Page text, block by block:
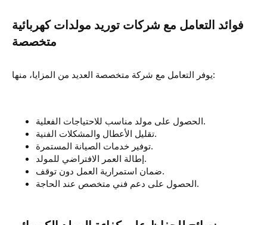
فوائد التعامل مع شركات توريد مولدات كهربائية
يوفر التعامل مع شركة متخصصة العديد من المزايا، منها:
الحصول على مولد مناسب للاحتياجات الفعلية.
تقليل الأعطال والمشكلات الفنية.
توفير خدمات الصيانة المستمرة.
إطالة العمر الافتراضي للمولد.
ضمان استمرارية العمل دون توقف.
الحصول على دعم فني متخصص عند الحاجة.